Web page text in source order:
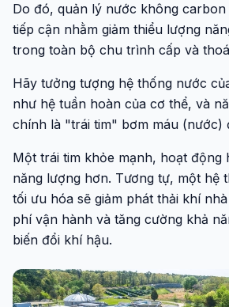
Do đó, quản lý nước không
tiếp cận nhằm giảm thiểu lượng
trong toàn bộ chu trình cấp và
Hãy tưởng tượng hệ thống nước
như hệ tuần hoàn của cơ thể, và
chính là "trái tim" bơm máu (nước)
Một trái tim khỏe mạnh, hoạt động
năng lượng hơn. Tương tự, một hệ
tối ưu hóa sẽ giảm phát thải khí
phí vận hành và tăng cường khả
biến đổi khí hậu.